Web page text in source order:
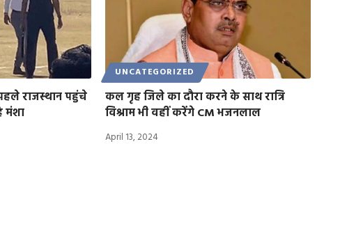
राजस्थान पहुंचे
मंशा
UNCATEGORIZED
कल गृह जिले का दौरा करने के साथ रात्रि
विश्राम भी वहीं करेंगे CM भजनलाल
April 13, 2024